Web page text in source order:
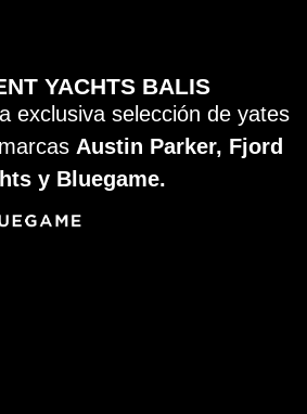
YACHTS BALIS
exclusiva selección de yates
Austin Parker, Fjord
y Bluegame.